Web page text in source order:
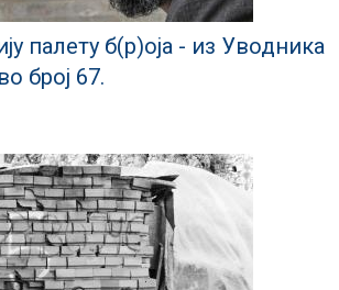
палету б(р)оја - из Уводника
број 67.